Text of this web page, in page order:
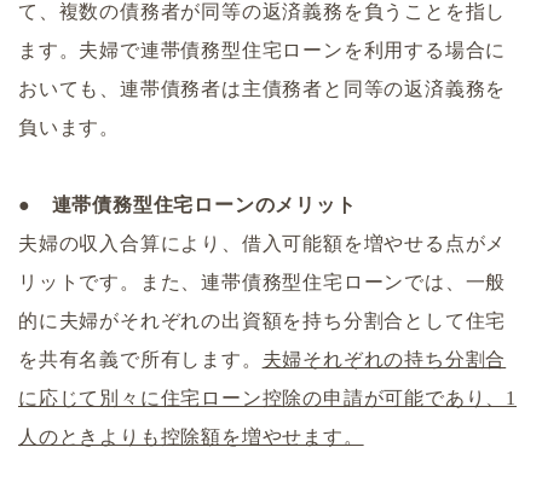
て、複数の債務者が同等の返済義務を負うことを指し
ます。夫婦で連帯債務型住宅ローンを利用する場合に
おいても、連帯債務者は主債務者と同等の返済義務を
負います。
● 連帯債務型住宅ローンのメリット
夫婦の収入合算により、借入可能額を増やせる点がメ
リットです。また、連帯債務型住宅ローンでは、一般
的に夫婦がそれぞれの出資額を持ち分割合として住宅
を共有名義で所有します。 夫婦それぞれの持ち分割合
に応じて別々に住宅ローン控除の申請が可能であり、1
人のときよりも控除額を増やせます。